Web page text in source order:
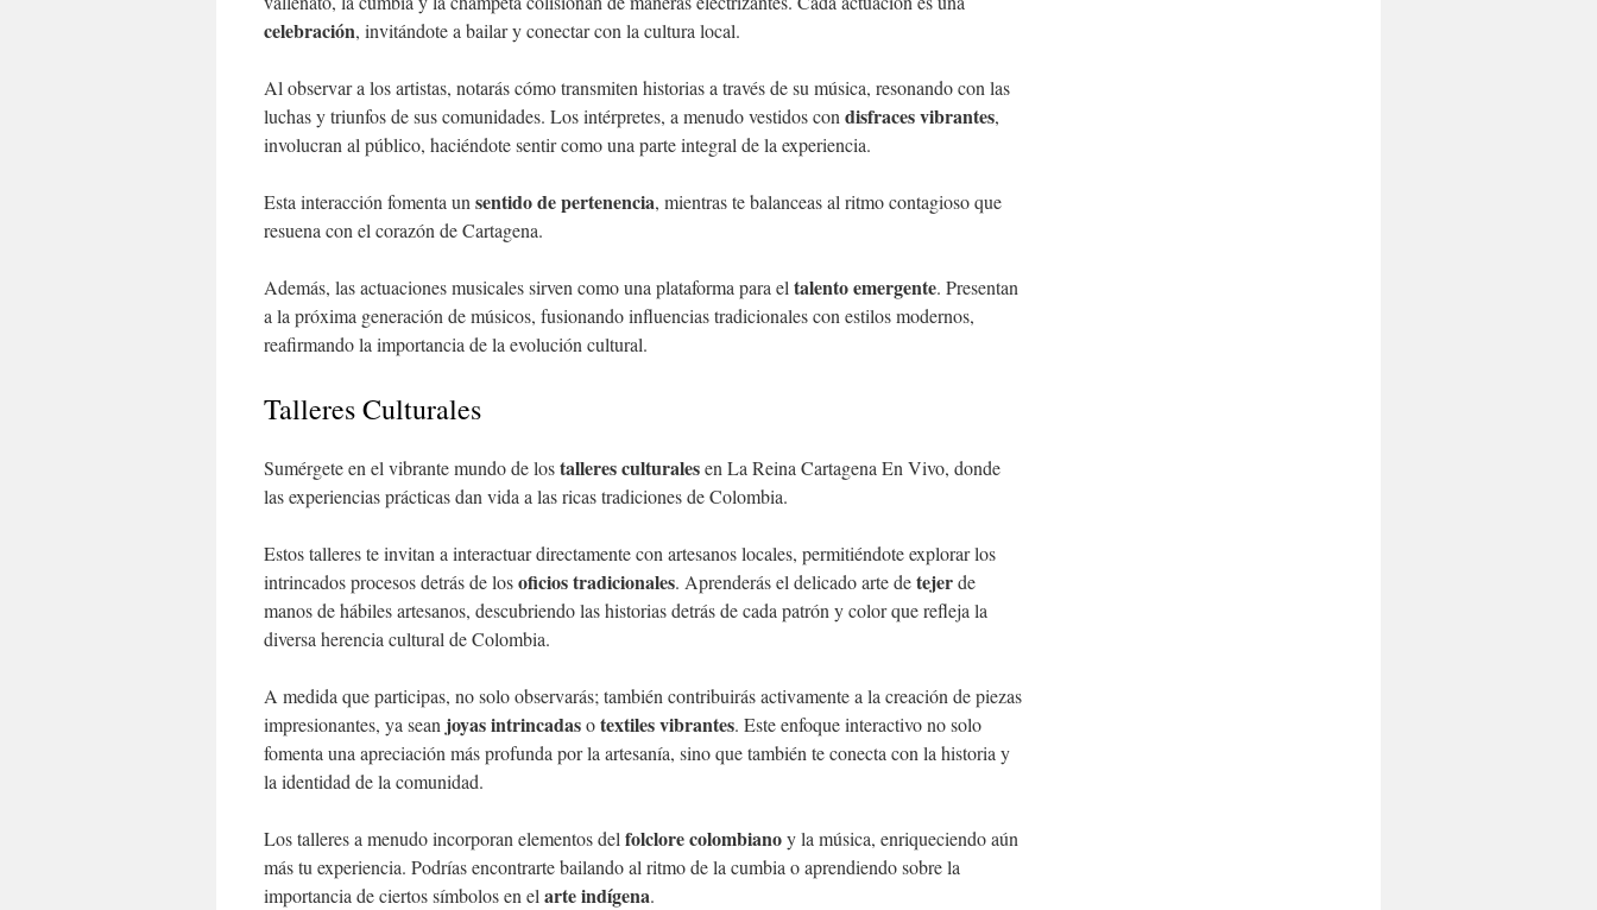
celebración, invitándote a bailar y conectar con la cultura local.
Al observar a los artistas, notarás cómo transmiten historias a través de su música, resonando con las
luchas y triunfos de sus comunidades. Los intérpretes, a menudo vestidos con disfraces vibrantes,
involucran al público, haciéndote sentir como una parte integral de la experiencia.
Esta interacción fomenta un sentido de pertenencia, mientras te balanceas al ritmo contagioso que
resuena con el corazón de Cartagena.
Además, las actuaciones musicales sirven como una plataforma para el talento emergente. Presentan
a la próxima generación de músicos, fusionando influencias tradicionales con estilos modernos,
reafirmando la importancia de la evolución cultural.
Talleres Culturales
Sumérgete en el vibrante mundo de lostalleres culturalesen La Reina Cartagena En Vivo, donde
las experiencias prácticas dan vida a las ricas tradiciones de Colombia.
Estos talleres te invitan a interactuar directamente con artesanos locales, permitiéndote explorar los
intrincados procesos detrás de losoficios tradicionales. Aprenderás el delicado arte detejerde
manos de hábiles artesanos, descubriendo las historias detrás de cada patrón y color que refleja la
diversa herencia cultural de Colombia.
A medida que participas, no solo observarás; también contribuirás activamente a la creación de piezas
impresionantes, ya sean joyas intrincadasotextiles vibrantes. Este enfoque interactivo no solo
fomenta una apreciación más profunda por la artesanía, sino que también te conecta con la historia y
la identidad de la comunidad.
Los talleres a menudo incorporan elementos del folclore colombianoy la música, enriqueciendo aún
más tu experiencia. Podrías encontrarte bailando al ritmo de la cumbia o aprendiendo sobre la
importancia de ciertos símbolos en el arte indígena.